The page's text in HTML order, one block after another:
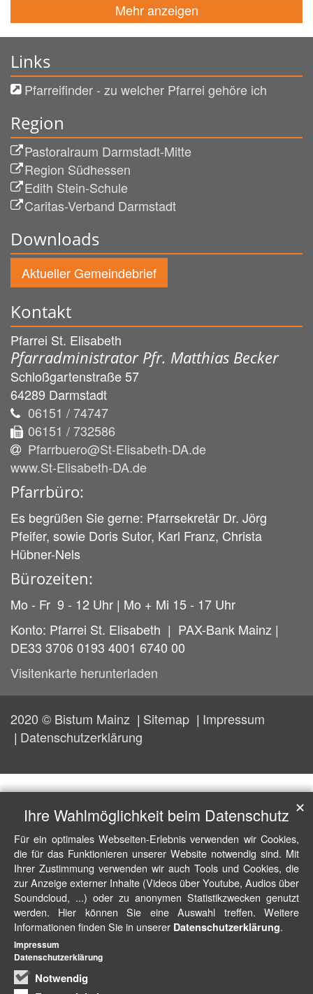
Mehr anzeigen
Links
Pfarreifinder - zu welcher Pfarrei gehöre ich
Region
Pastoralraum Darmstadt-Mitte
Region Südhessen
Edith Stein-Schule
Caritas-Verband Darmstadt
Downloads
Aktueller Gemeindebrief
Kontakt
Pfarrei St. Elisabeth
Pfarradministrator Pfr. Matthias Becker
Schloßgartenstraße 57
64289 Darmstadt
06151 / 74747
06151 / 732586
Pfarrbuero@St-Elisabeth-DA.de
www.St-Elisabeth-DA.de
Pfarrbüro:
Es begrüßen Sie gerne: Pfarrsekretär Dr. Jörg
Pfeifer, sowie Doris Sutor, Karl Franz, Christa
Hübner-Nels
Bürozeiten:
Mo - Fr 9 - 12 Uhr | Mo + Mi 15 - 17 Uhr
Konto: Pfarrei St. Elisabeth | PAX-Bank Mainz |
DE33 3706 0193 4001 6740 00
Visitenkarte herunterladen
2020 © Bistum Mainz Sitemap
Impressum
Datenschutzerklärung
Ihre Wahlmöglichkeit beim Datenschutz
Für ein optimales Webseiten-Erlebnis verwenden wir Cookies,
die für das Funktionieren unserer Website notwendig sind. Mit
Ihrer Zustimmung verwenden wir auch Tools und Cookies, die
zur Anzeige externer Inhalte (Videos über Youtube, Audios über
Soundcloud, ...) oder zu anonymen Statistikzwecken genutzt
werden. Hier können Sie eine Auswahl treffen. Weitere
Informationen finden Sie in unserer Datenschutzerklärung.
Notwendig
✕
Impressum
Datenschutzerklärung